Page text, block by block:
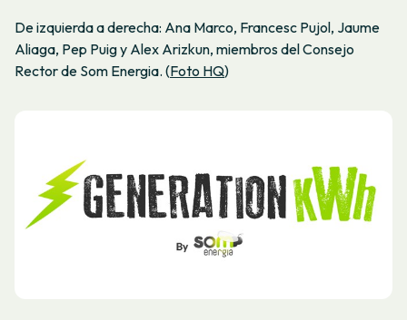
De izquierda a derecha: Ana Marco, Francesc Pujol, Jaume
Aliaga, Pep Puig y Alex Arizkun, miembros del Consejo
Rector de Som Energia. (Foto HQ)